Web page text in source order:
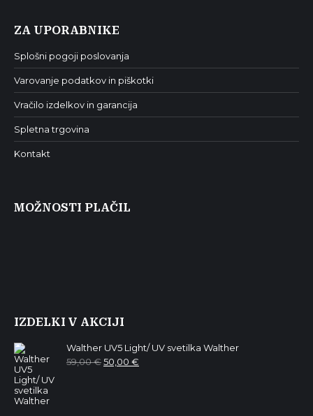
ZA UPORABNIKE
Splošni pogoji poslovanja
Varovanje podatkov in piškotki
Vračilo izdelkov in garancija
Spletna trgovina
Kontakt
MOŽNOSTI PLAČIL
IZDELKI V AKCIJI
Walther UV5 Light/ UV svetilka Walther
59,00€ Izvirna
50,00 €